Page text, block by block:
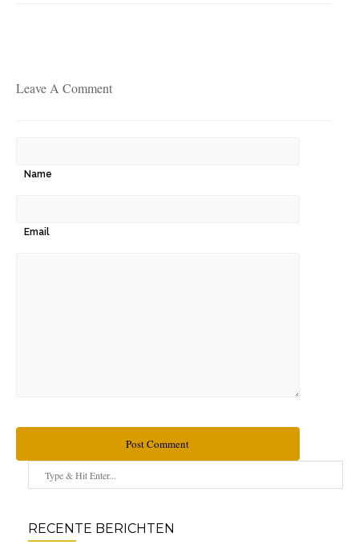
Leave A Comment
Name
Email
Post Comment
RECENTE BERICHTEN